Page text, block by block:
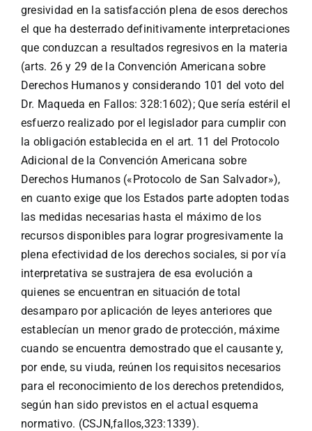
gresividad en la satisfacción plena de esos derechos
el que ha desterrado definitivamente interpretaciones
que conduzcan a resultados regresivos en la materia
(arts. 26 y 29 de la Convención Americana sobre
Derechos Humanos y considerando 101 del voto del
Dr. Maqueda en Fallos: 328:1602); Que serí­a estéril el
esfuerzo realizado por el legislador para cumplir con
la obligación establecida en el art. 11 del Protocolo
Adicional de la Convención Americana sobre
Derechos Humanos («Protocolo de San Salvador»),
en cuanto exige que los Estados parte adopten todas
las medidas necesarias hasta el máximo de los
recursos disponibles para lograr progresivamente la
plena efectividad de los derechos sociales, si por ví­a
interpretativa se sustrajera de esa evo­lución a
quienes se encuentran en situación de total
desampa­ro por aplicación de leyes anteriores que
establecí­an un me­nor grado de protección, máxime
cuando se encuentra demostra­do que el causante y,
por ende, su viuda, reúnen los requisi­tos necesarios
para el reconocimiento de los derechos preten­didos,
según han sido previstos en el actual esquema
normati­vo. (CSJN,fallos,323:1339).